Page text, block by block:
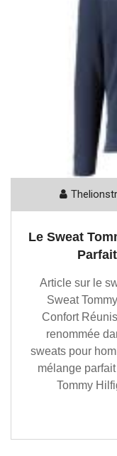
Le Sweat
Article sur le
Sweat
Confort
renommée
sweats pour
mélange
Tommy